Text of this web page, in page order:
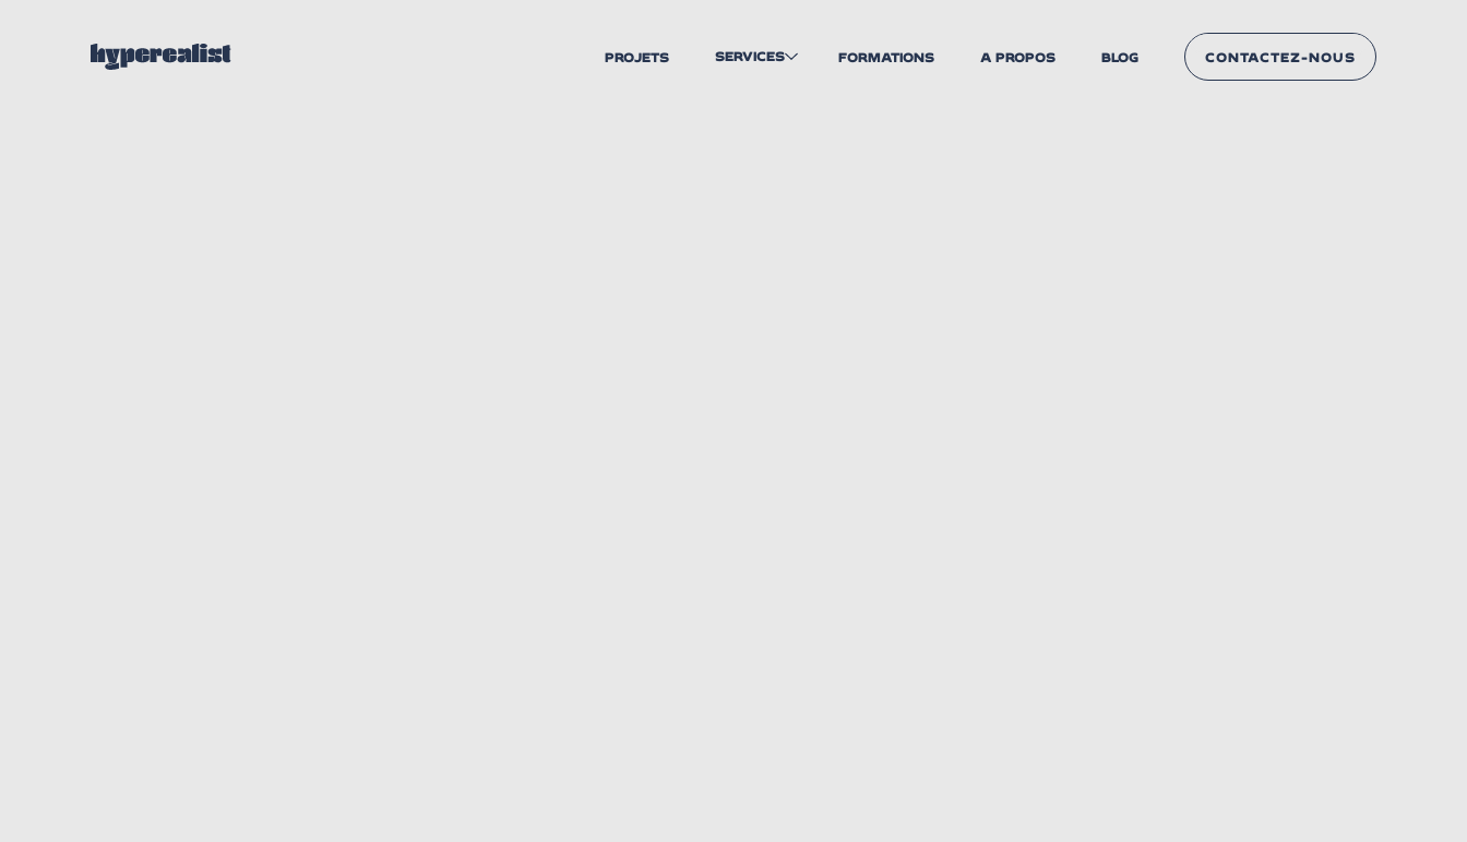
PROJETS SERVICES FORMATIONS A PROPOS BLOG
CONTACTEZ-NOUS